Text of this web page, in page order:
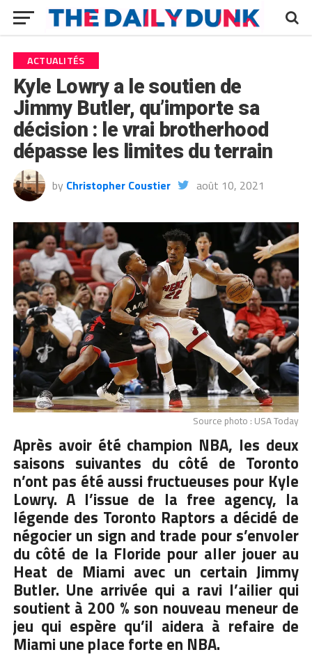
ACTUALITÉS
Kyle Lowry a le soutien de
Jimmy Butler, qu’importe sa
décision : le vrai brotherhood
dépasse les limites du terrain
by Christopher Coustier août 10, 2021
Source photo : USA Today
Après avoir été champion NBA, les deux
saisons suivantes du côté de Toronto
n’ont pas été aussi fructueuses pour Kyle
Lowry. A l’issue de la free agency, la
légende des Toronto Raptors a décidé de
négocier un sign and trade pour s’envoler
du côté de la Floride pour aller jouer au
Heat de Miami avec un certain Jimmy
Butler. Une arrivée qui a ravi l’ailier qui
soutient à 200 % son nouveau meneur de
jeu qui espère qu’il aidera à refaire de
Miami une place forte en NBA.